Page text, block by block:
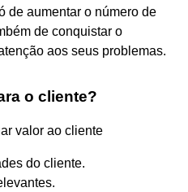
de aumentar o número de
de conquistar o
aos seus problemas.
o cliente?
valor ao cliente
do cliente.